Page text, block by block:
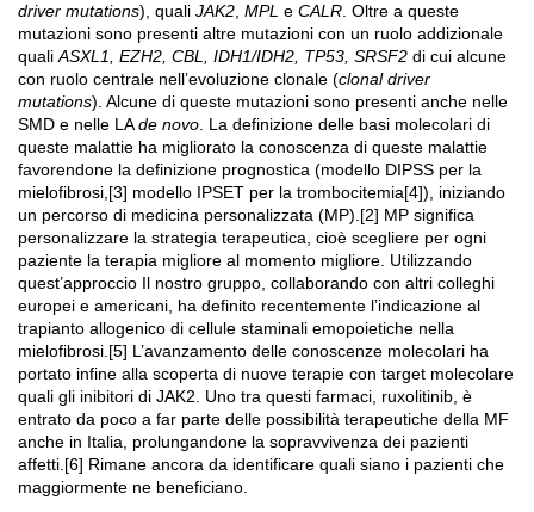
driver mutations), quali JAK2, MPL e CALR. Oltre a queste
mutazioni sono presenti altre mutazioni con un ruolo addizionale
qualiASXL1, EZH2, CBL, IDH1/IDH2, TP53, SRSF2 di cui alcune
con ruolo centrale nell’evoluzione clonale (clonal driver
mutations). Alcune di queste mutazioni sono presenti anche nelle
SMD e nelle LAde novo. La definizione delle basi molecolari di
queste malattie ha migliorato la conoscenza di queste malattie
favorendone la definizione prognostica (modello DIPSS per la
mielofibrosi,[3] modello IPSET per la trombocitemia[4]), iniziando
un percorso di medicina personalizzata (MP).[2] MP significa
personalizzare la strategia terapeutica, cioè scegliere per ogni
paziente la terapia migliore al momento migliore. Utilizzando
quest’approccio Il nostro gruppo, collaborando con altri colleghi
europei e americani, ha definito recentemente l’indicazione al
trapianto allogenico di cellule staminali emopoietiche nella
mielofibrosi.[5] L’avanzamento delle conoscenze molecolari ha
portato infine alla scoperta di nuove terapie con target molecolare
quali gli inibitori di JAK2. Uno tra questi farmaci, ruxolitinib, è
entrato da poco a far parte delle possibilità terapeutiche della MF
anche in Italia, prolungandone la sopravvivenza dei pazienti
affetti.[6] Rimane ancora da identificare quali siano i pazienti che
maggiormente ne beneficiano.